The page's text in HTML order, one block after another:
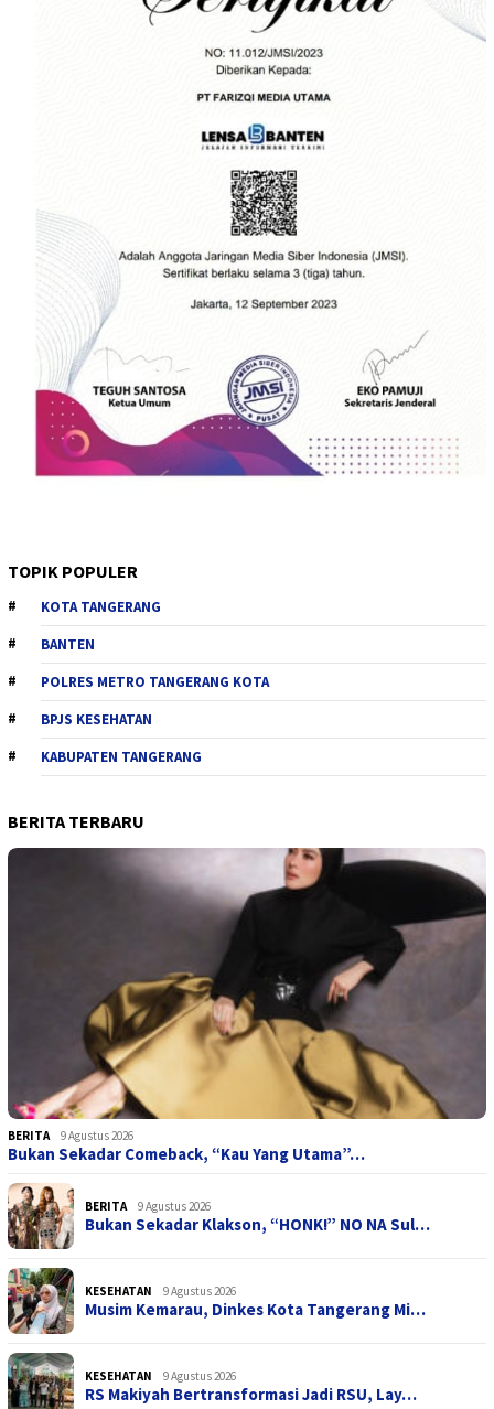
TOPIK POPULER
KOTA TANGERANG
BANTEN
POLRES METRO TANGERANG KOTA
BPJS KESEHATAN
KABUPATEN TANGERANG
BERITA TERBARU
BERITA 9 Agustus 2026
Bukan Sekadar Comeback, “Kau Yang Utama”…
BERITA 9 Agustus 2026
Bukan Sekadar Klakson, “HONK!” NO NA Sul…
KESEHATAN 9 Agustus 2026
Musim Kemarau, Dinkes Kota Tangerang Mi…
KESEHATAN 9 Agustus 2026
RS Makiyah Bertransformasi Jadi RSU, Lay…